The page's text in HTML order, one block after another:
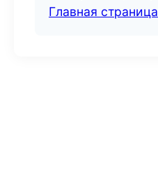
Главная страница